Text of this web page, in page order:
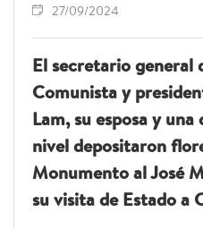
27/09/2024
El secretario general
Comunista y
Lam, su esposa y
nivel depositaron
Monumento al José
su visita de Estado a